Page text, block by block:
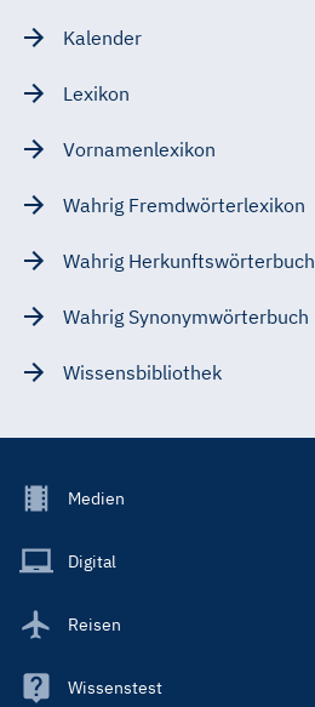
Kalender
Lexikon
Vornamenlexikon
Wahrig Fremdwörterlexikon
Wahrig Herkunftswörterbuch
Wahrig Synonymwörterbuch
Wissensbibliothek
Footer
Main
Medien
Digital
Reisen
Wissenstest